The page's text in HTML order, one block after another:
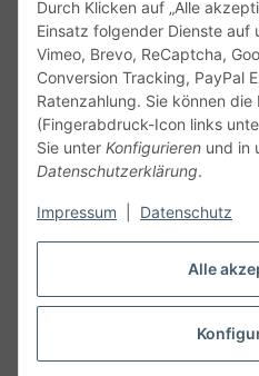
Alle
Durch Klicken auf „Alle
Einsatz folgender Dienste auf
Vimeo, Brevo, ReCaptcha,
Conversion Tracking, PayPal
Ratenzahlung. Sie können
(Fingerabdruck-Icon links
Sie unter Konfigurieren und in
Datenschutzerklärung.
Impressum Datenschutz
Service
Gesetzliche Informationen
Alle technischen Angaben ohne
Angaben vorbehalten. Wenn
unseren Kundenservice.
Vertrag widerrufen